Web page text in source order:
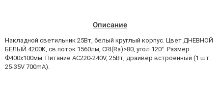
Описание
Накладной светильник 25Вт, белый круглый корпус. Цвет ДНЕВНОЙ
БЕЛЫЙ 4200K, св.поток 1560лм, CRI(Ra)>80, угол 120°. Размер
Ф400x100мм. Питание AC220-240V, 25Вт, драйвер встроенный (1 шт.
25-35V 700mA).